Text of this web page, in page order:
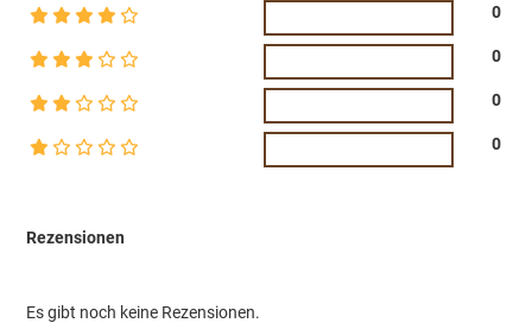
Rezensionen
Es gibt noch keine Rezensionen.
0
0
0
0